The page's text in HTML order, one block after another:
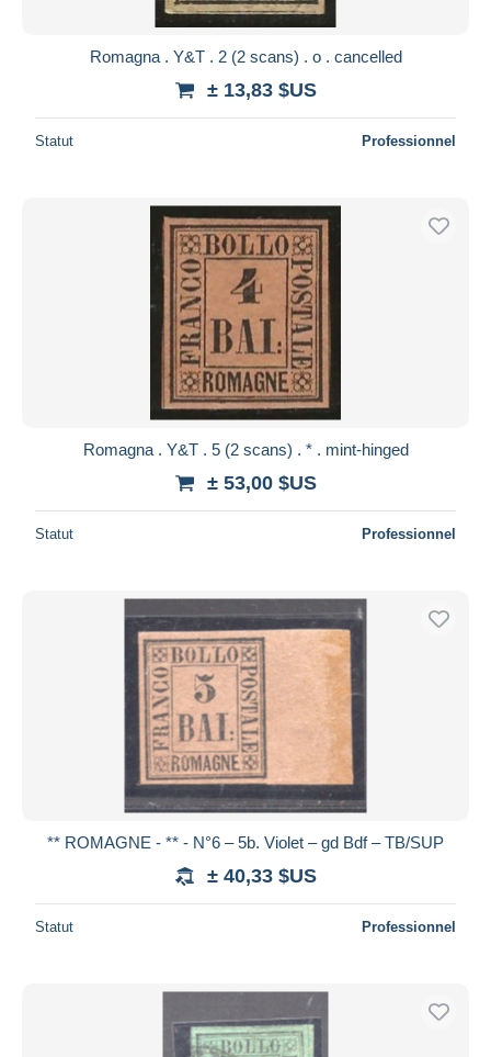
Romagna . Y&T . 2 (2 scans) . o . cancelled
± 13,83 $US
Statut Professionnel
Romagna . Y&T . 5 (2 scans) . * . mint-hinged
± 53,00 $US
Statut Professionnel
** ROMAGNE - ** - N°6 – 5b. Violet – gd Bdf – TB/SUP
± 40,33 $US
Statut Professionnel